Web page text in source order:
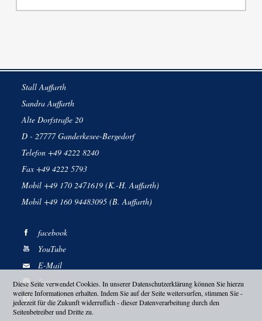
Diese Seite verwendet Cookies. In unserer Datenschutzerklärung können Sie hierzu
weitere Informationen erhalten. Indem Sie auf der Seite weitersurfen, stimmen Sie -
jederzeit für die Zukunft widerruflich - dieser Datenverarbeitung durch den
Seitenbetreiber und Dritte zu.
Stall Auffarth
Sandra Auffarth
Alte Dorfstraße 20
D - 27777 Ganderkesee-Bergedorf
Telefon +49 4222 8240
Fax +49 4222 5793
Mobil +49 170 2471619 (K.-H. Auffarth)
Mobil +49 160 94483095 (B. Auffarth)
facebook
YouTube
E-Mail
Impressum
Datenschutz